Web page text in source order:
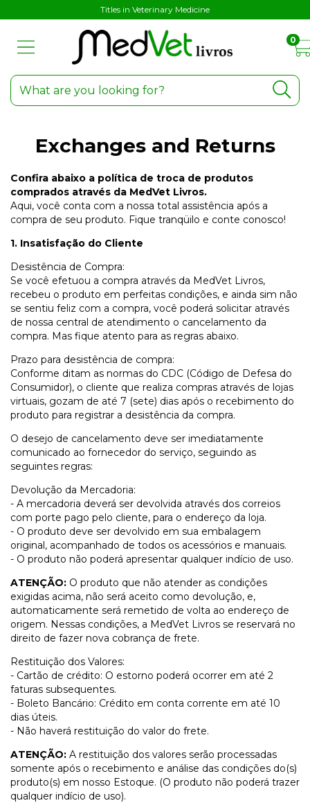
Titles in Veterinary Medicine
0
Exchanges and Returns
Confira abaixo a política de troca de produtos
comprados através da MedVet Livros.
Aqui, você conta com a nossa total assistência após a
compra de seu produto. Fique tranqüilo e conte conosco!
1. Insatisfação do Cliente
Desistência de Compra:
Se você efetuou a compra através da MedVet Livros,
recebeu o produto em perfeitas condições, e ainda sim não
se sentiu feliz com a compra, você poderá solicitar através
de nossa central de atendimento o cancelamento da
compra. Mas fique atento para as regras abaixo.
Prazo para desistência de compra:
Conforme ditam as normas do CDC (Código de Defesa do
Consumidor), o cliente que realiza compras através de lojas
virtuais, gozam de até 7 (sete) dias após o recebimento do
produto para registrar a desistência da compra.
O desejo de cancelamento deve ser imediatamente
comunicado ao fornecedor do serviço, seguindo as
seguintes regras:
Devolução da Mercadoria:
- A mercadoria deverá ser devolvida através dos correios
com porte pago pelo cliente, para o endereço da loja.
- O produto deve ser devolvido em sua embalagem
original, acompanhado de todos os acessórios e manuais.
- O produto não poderá apresentar qualquer indício de uso.
ATENÇÃO: O produto que não atender as condições
exigidas acima, não será aceito como devolução, e,
automaticamente será remetido de volta ao endereço de
origem. Nessas condições, a MedVet Livros se reservará no
direito de fazer nova cobrança de frete.
Restituição dos Valores:
- Cartão de crédito: O estorno poderá ocorrer em até 2
faturas subsequentes.
- Boleto Bancário: Crédito em conta corrente em até 10
dias úteis.
- Não haverá restituição do valor do frete.
ATENÇÃO: A restituição dos valores serão processadas
somente após o recebimento e análise das condições do(s)
produto(s) em nosso Estoque. (O produto não poderá trazer
qualquer indício de uso).